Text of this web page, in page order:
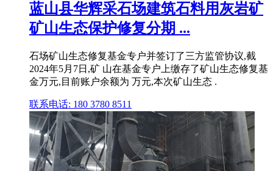
蓝山县华辉采石场建筑石料用灰岩矿
矿山生态保护修复分期 ...
石场矿山生态修复基金专户并签订了三方监管协议,截
2024年5月7日,矿 山在基金专户上缴存了矿山生态修复基
金万元,目前账户余额为 万元,本次矿山生态 .
联系电话: 180 3780 8511